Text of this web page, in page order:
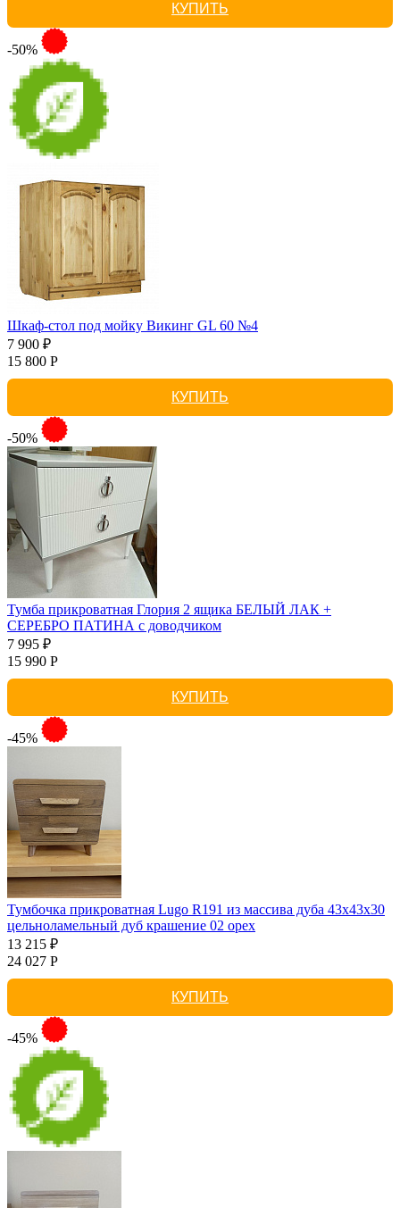
КУПИТЬ
-50%
Шкаф-стол под мойку Викинг GL 60 №4
7 900 ₽
15 800 Р
КУПИТЬ
-50%
Тумба прикроватная Глория 2 ящика БЕЛЫЙ ЛАК +
СЕРЕБРО ПАТИНА с доводчиком
7 995 ₽
15 990 Р
КУПИТЬ
-45%
Тумбочка прикроватная Lugo R191 из массива дуба 43х43х30
цельноламельный дуб крашение 02 орех
13 215 ₽
24 027 Р
КУПИТЬ
-45%